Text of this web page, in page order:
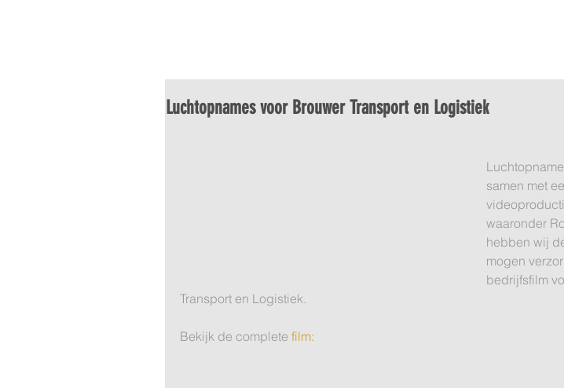
Luchtopnames voor Brouwer Transport en Logistiek
samen met
waaronder
hebben wij
mogen
bedrijfsfilm
Transport en Logistiek.
Bekijk de complete film: